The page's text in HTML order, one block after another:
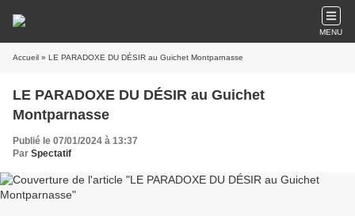
MENU
Accueil » LE PARADOXE DU DÉSIR au Guichet Montparnasse
LE PARADOXE DU DÉSIR au Guichet
Montparnasse
Publié le 07/01/2024 à 13:37
Par Spectatif